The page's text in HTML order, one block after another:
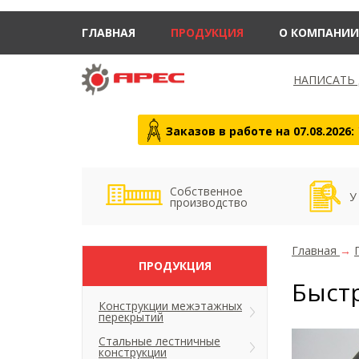
ГЛАВНАЯ ПРОДУКЦИЯ О КОМПАНИИ
НАПИСАТЬ
Заказов в работе на 07.08.2026:
Собственное
производство У
Главная →
ПРОДУКЦИЯ
Конструкции межэтажных
перекрытий
Стальные лестничные
конструкции